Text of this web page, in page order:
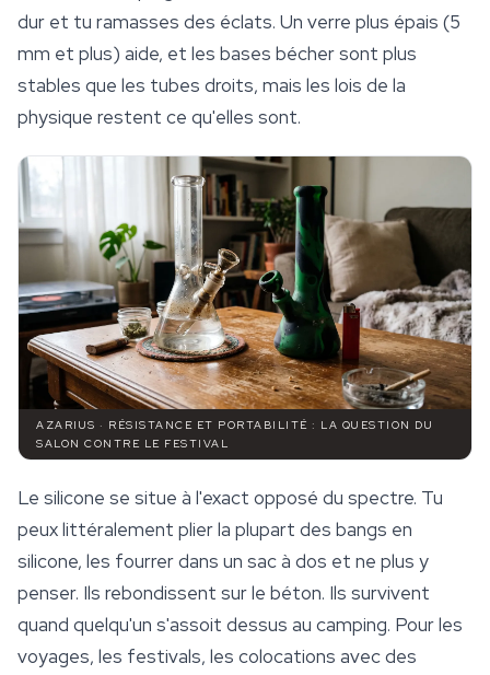
dur et tu ramasses des éclats. Un verre plus épais (5
mm et plus) aide, et les bases bécher sont plus
stables que les tubes droits, mais les lois de la
physique restent ce qu'elles sont.
AZARIUS · RÉSISTANCE ET PORTABILITÉ : LA QUESTION DU
SALON CONTRE LE FESTIVAL
Le silicone se situe à l'exact opposé du spectre. Tu
peux littéralement plier la plupart des bangs en
silicone, les fourrer dans un sac à dos et ne plus y
penser. Ils rebondissent sur le béton. Ils survivent
quand quelqu'un s'assoit dessus au camping. Pour les
voyages, les festivals, les colocations avec des